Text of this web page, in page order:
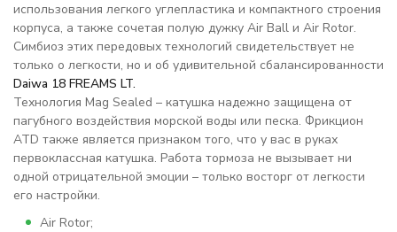
использования легкого углепластика и компактного строения
корпуса, а также сочетая полую дужку Air Ball и Air Rotor.
Симбиоз этих передовых технологий свидетельствует не
только о легкости, но и об удивительной сбалансированности
Daiwa 18 FREAMS LT.
Технология Mag Sealed – катушка надежно защищена от
пагубного воздействия морской воды или песка. Фрикцион
ATD также является признаком того, что у вас в руках
первоклассная катушка. Работа тормоза не вызывает ни
одной отрицательной эмоции – только восторг от легкости
его настройки.
Air Rotor;